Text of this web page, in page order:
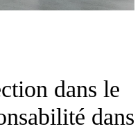
dans le
dans